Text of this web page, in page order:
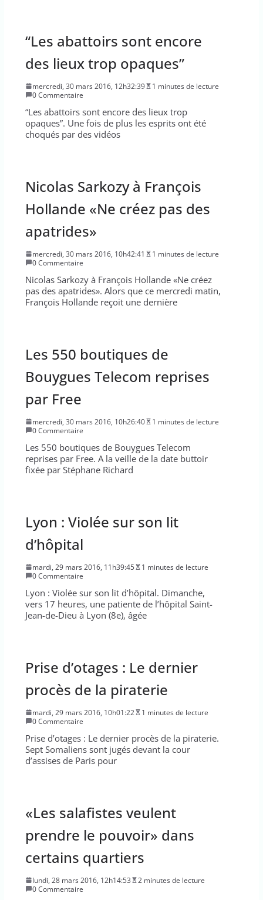
“Les abattoirs sont encore
des lieux trop opaques”
mercredi, 30 mars 2016, 12h32:39
1 minutes de lecture
0 Commentaire
“Les abattoirs sont encore des lieux trop
opaques”. Une fois de plus les esprits ont été
choqués par des vidéos
Nicolas Sarkozy à François
Hollande «Ne créez pas des
apatrides»
mercredi, 30 mars 2016, 10h42:41
1 minutes de lecture
0 Commentaire
Nicolas Sarkozy à François Hollande «Ne créez
pas des apatrides». Alors que ce mercredi matin,
François Hollande reçoit une dernière
Les 550 boutiques de
Bouygues Telecom reprises
par Free
mercredi, 30 mars 2016, 10h26:40
1 minutes de lecture
0 Commentaire
Les 550 boutiques de Bouygues Telecom
reprises par Free. A la veille de la date buttoir
fixée par Stéphane Richard
Lyon : Violée sur son lit
d’hôpital
mardi, 29 mars 2016, 11h39:45
1 minutes de lecture
0 Commentaire
Lyon : Violée sur son lit d’hôpital. Dimanche,
vers 17 heures, une patiente de l’hôpital Saint-
Jean-de-Dieu à Lyon (8e), âgée
Prise d’otages : Le dernier
procès de la piraterie
mardi, 29 mars 2016, 10h01:22
1 minutes de lecture
0 Commentaire
Prise d’otages : Le dernier procès de la piraterie.
Sept Somaliens sont jugés devant la cour
d’assises de Paris pour
«Les salafistes veulent
prendre le pouvoir» dans
certains quartiers
lundi, 28 mars 2016, 12h14:53
2 minutes de lecture
0 Commentaire